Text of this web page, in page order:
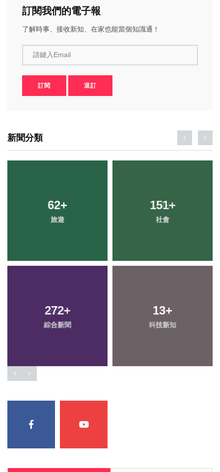
訂閱我們的電子報
了解時事、接收新知、在家也能當個知識通！
請鍵入Email
訂閱 退訂
新聞分類
62+
旅遊
151+
社會
272+
綜合新聞
13+
科技新知